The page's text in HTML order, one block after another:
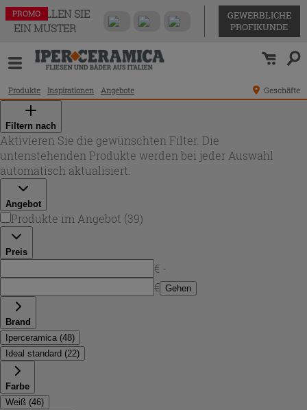
BESTELLEN SIE
EIN MUSTER
GEWERBLICHE
PROFIKUNDE
Produkte Inspirationen Angebote Geschäfte
Filtern nach
Aktivieren Sie die gewünschten Filter. Die
untenstehenden Produkte werden bei jeder Auswahl
automatisch aktualisiert.
Angebot
Produkte im Angebot (39)
Preis
€ -
€ Gehen
Brand
Iperceramica (48)
Ideal standard (22)
Farbe
Weiß (46)
PROMO
PROMO
PROMO
PROMO
PROMO
PROMO
PROMO
PROMO
PROMO
PROMO
PROMO
PROMO
PROMO
PROMO
PROMO
PROMO
PROMO
PROMO
PROMO
PROMO
PROMO
PROMO
PROMO
PROMO
PROMO
PROMO
PROMO
PROMO
PROMO
PROMO
PROMO
PROMO
PROMO
PROMO
PROMO
PROMO
PROMO
PROMO
PROMO